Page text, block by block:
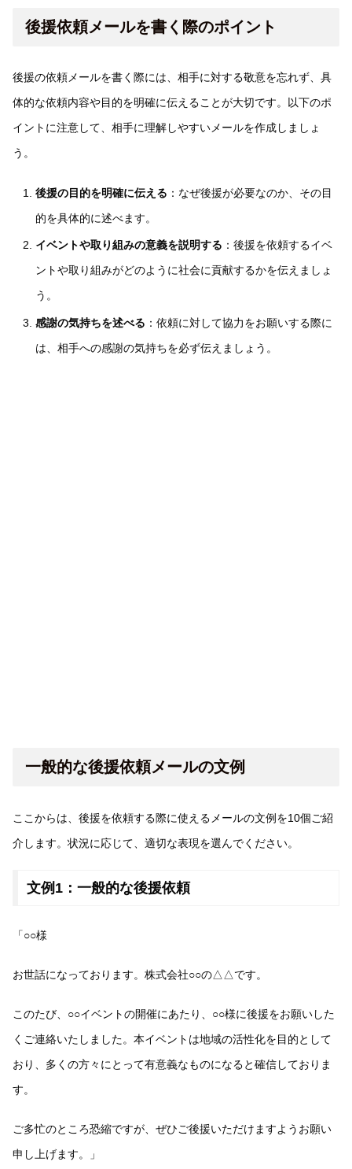
後援依頼メールを書く際のポイント
後援の依頼メールを書く際には、相手に対する敬意を忘れず、具
体的な依頼内容や目的を明確に伝えることが大切です。以下のポ
イントに注意して、相手に理解しやすいメールを作成しましょ
う。
後援の目的を明確に伝える ：なぜ後援が必要なのか、その目
的を具体的に述べます。
イベントや取り組みの意義を説明する ：後援を依頼するイベ
ントや取り組みがどのように社会に貢献するかを伝えましょ
う。
感謝の気持ちを述べる ：依頼に対して協力をお願いする際に
は、相手への感謝の気持ちを必ず伝えましょう。
一般的な後援依頼メールの文例
ここからは、後援を依頼する際に使えるメールの文例を10個ご紹
介します。状況に応じて、適切な表現を選んでください。
文例1：一般的な後援依頼
「○○様
お世話になっております。株式会社○○の△△です。
このたび、○○イベントの開催にあたり、○○様に後援をお願いした
くご連絡いたしました。本イベントは地域の活性化を目的として
おり、多くの方々にとって有意義なものになると確信しておりま
す。
ご多忙のところ恐縮ですが、ぜひご後援いただけますようお願い
申し上げます。」